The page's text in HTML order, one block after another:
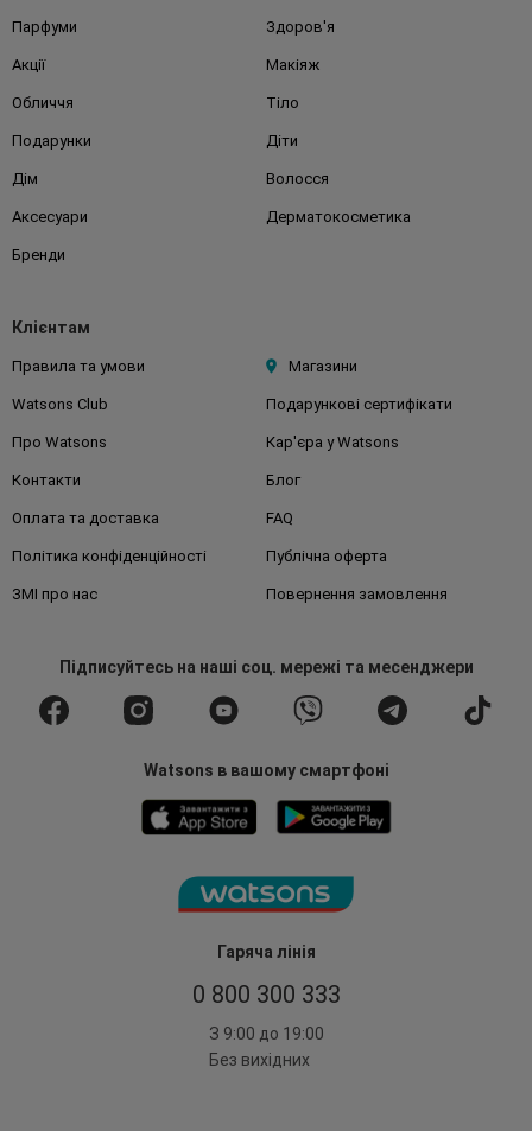
Гаряча лінія
0 800 300 333
З 9:00 до 19:00
Без вихідних
Парфуми Здоров'я
Акції Макіяж
Обличчя Тіло
Подарунки Діти
Дім Волосся
Аксесуари Дерматокосметика
Бренди
Клієнтам
Правила та умови Магазини
Watsons Club Подарункові сертифікати
Про Watsons Кар'єра у Watsons
Контакти Блог
Оплата та доставка FAQ
Політика конфіденційності Публічна оферта
ЗМІ про нас Повернення замовлення
Підписуйтесьна наші соц. мережі та месенджери
Watsons в вашому смартфоні